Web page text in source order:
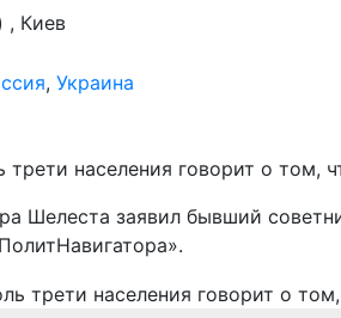
, Киев
, Украина
населения говорит о том,
Шелеста заявил бывший